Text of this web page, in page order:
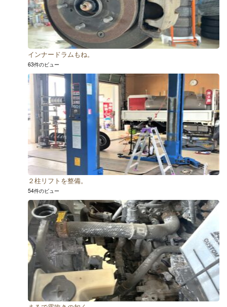
インナードラムもね。
63件のビュー
２柱リフトを整備。
54件のビュー